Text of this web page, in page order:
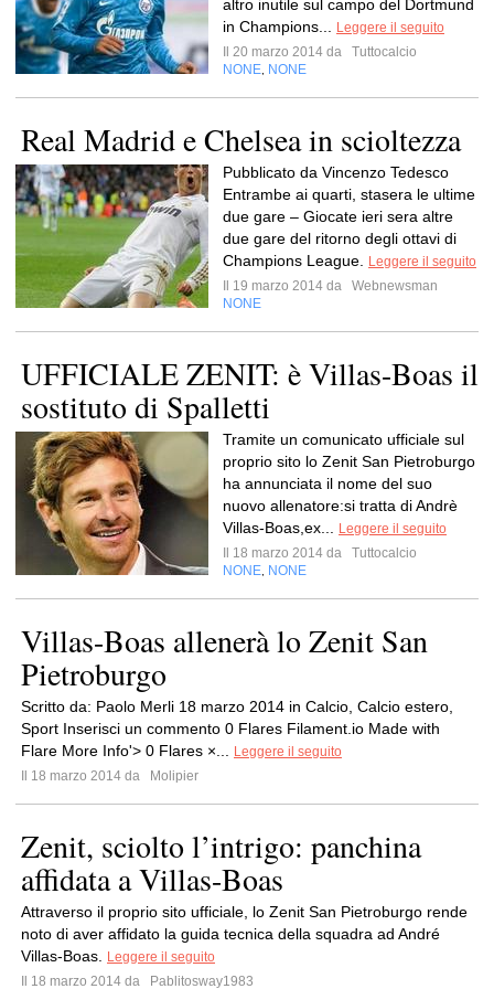
altro inutile sul campo del Dortmund
in Champions...
Leggere il seguito
Il 20 marzo 2014 da
Tuttocalcio
NONE NONE
Real Madrid e Chelsea in scioltezza
Pubblicato da Vincenzo Tedesco
Entrambe ai quarti, stasera le ultime
due gare – Giocate ieri sera altre
due gare del ritorno degli ottavi di
Champions League.
Leggere il seguito
Il 19 marzo 2014 da
Webnewsman
NONE
UFFICIALE ZENIT: è Villas-Boas il
sostituto di Spalletti
Tramite un comunicato ufficiale sul
proprio sito lo Zenit San Pietroburgo
ha annunciata il nome del suo
nuovo allenatore:si tratta di Andrè
Villas-Boas,ex...
Leggere il seguito
Il 18 marzo 2014 da
Tuttocalcio
NONE NONE
Villas-Boas allenerà lo Zenit San
Pietroburgo
Scritto da: Paolo Merli 18 marzo 2014 in Calcio, Calcio estero,
Sport Inserisci un commento 0 Flares Filament.io Made with
Flare More Info'> 0 Flares ×...
Leggere il seguito
Il 18 marzo 2014 da
Molipier
Zenit, sciolto l’intrigo: panchina
affidata a Villas-Boas
Attraverso il proprio sito ufficiale, lo Zenit San Pietroburgo rende
noto di aver affidato la guida tecnica della squadra ad André
Villas-Boas.
Leggere il seguito
Il 18 marzo 2014 da
Pablitosway1983